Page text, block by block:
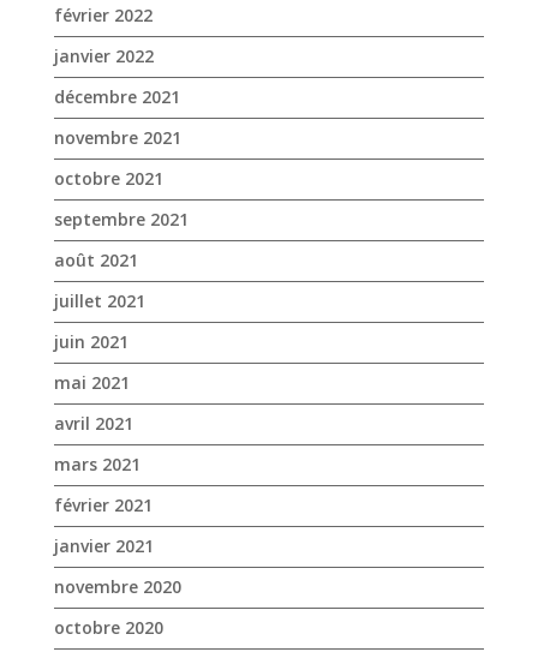
février 2022
janvier 2022
décembre 2021
novembre 2021
octobre 2021
septembre 2021
août 2021
juillet 2021
juin 2021
mai 2021
avril 2021
mars 2021
février 2021
janvier 2021
novembre 2020
octobre 2020